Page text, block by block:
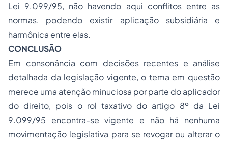
Lei 9.099/95, não havendo aqui conflitos entre as
normas, podendo existir aplicação subsidiária e
harmônica entre elas.
CONCLUSÃO
Em consonância com decisões recentes e análise
detalhada da legislação vigente, o tema em questão
merece uma atenção minuciosa por parte do aplicador
do direito, pois o rol taxativo do artigo 8º da Lei
9.099/95 encontra-se vigente e não há nenhuma
movimentação legislativa para se revogar ou alterar o